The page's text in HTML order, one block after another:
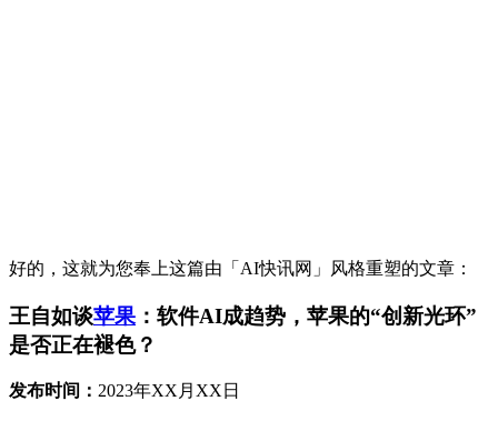
好的，这就为您奉上这篇由「AI快讯网」风格重塑的文章：
王自如谈苹果 ：软件AI成趋势，苹果的“创新光环”
是否正在褪色？
发布时间： 2023年XX月XX日